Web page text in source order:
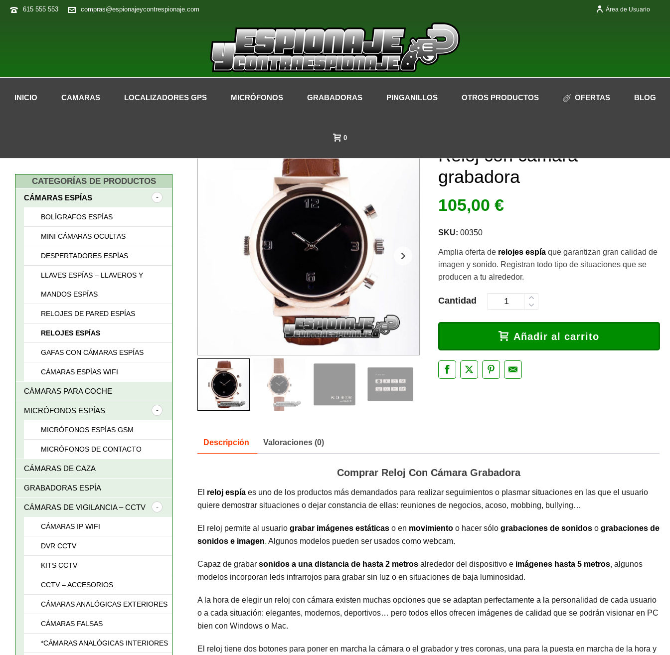
615 555 553 compras@espionajeycontrespionaje.com Área de Usuario
INICIO CAMARAS LOCALIZADORES GPS MICRÓFONOS GRABADORAS PINGANILLOS OTROS PRODUCTOS OFERTAS BLOG
0
Reloj con cámara
grabadora
105,00 €
SKU: 00350
Amplia oferta de relojes espíaque garantizan gran calidad de
imagen y sonido. Registran todo tipo de situaciones que se
producen a tu alrededor.
Cantidad
Añadir al carrito
Descripción Valoraciones (0)
Comprar Reloj Con Cámara Grabadora
El reloj espía es uno de los productos más demandados para realizar seguimientos o plasmar situaciones en las que el usuario
quiere demostrar situaciones o dejar constancia de ellas: reuniones de negocios, acoso, mobbing, bullying…
El reloj permite al usuariograbar imágenes estáticas o en movimiento o hacer sólograbaciones de sonidos ograbaciones de
sonidos e imagen. Algunos modelos pueden ser usados como webcam.
Capaz de grabarsonidos a una distancia de hasta 2 metros alrededor del dispositivo e imágenes hasta 5 metros, algunos
modelos incorporan leds infrarrojos para grabar sin luz o en situaciones de baja luminosidad.
A la hora de elegir un reloj con cámara existen muchas opciones que se adaptan perfectamente a la personalidad de cada usuario
o a cada situación: elegantes, modernos, deportivos… pero todos ellos ofrecen imágenes de calidad que se podrán visionar en PC
bien con Windows o Mac.
El reloj tiene dos botones para poner en marcha la cámara o el grabador y tres coronas, una para la puesta en marcha de la hora y
CATEGORÍAS DE PRODUCTOS
CÁMARAS ESPÍAS
BOLÍGRAFOS ESPÍAS
MINI CÁMARAS OCULTAS
DESPERTADORES ESPÍAS
LLAVES ESPÍAS – LLAVEROS Y
MANDOS ESPÍAS
RELOJES DE PARED ESPÍAS
RELOJES ESPÍAS
GAFAS CON CÁMARAS ESPÍAS
CÁMARAS ESPÍAS WIFI
CÁMARAS PARA COCHE
MICRÓFONOS ESPÍAS
MICRÓFONOS ESPÍAS GSM
MICRÓFONOS DE CONTACTO
CÁMARAS DE CAZA
GRABADORAS ESPÍA
CÁMARAS DE VIGILANCIA – CCTV
CÁMARAS IP WIFI
DVR CCTV
KITS CCTV
CCTV – ACCESORIOS
CÁMARAS ANALÓGICAS EXTERIORES
CÁMARAS FALSAS
*CÁMARAS ANALÓGICAS INTERIORES